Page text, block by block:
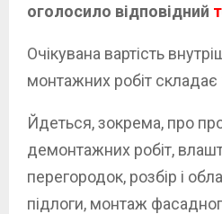
оголосило відповідний
Очікувана вартість
монтажних робіт
Йдеться, зокрема, про
демонтажних робіт,
перегородок, розбір і
підлоги, монтаж